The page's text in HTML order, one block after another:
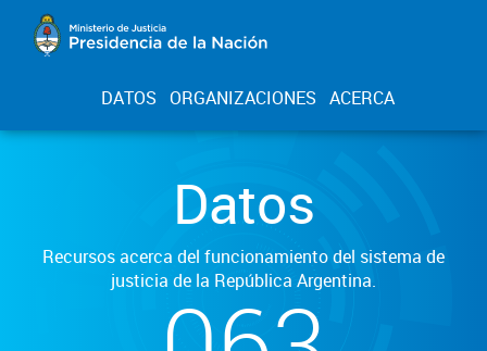
DATOS ORGANIZACIONES ACERCA
Datos
Recursos acerca del funcionamiento del sistema de
justicia de la República Argentina.